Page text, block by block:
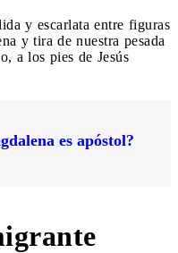
y escarlata entre figuras
y tira de nuestra pesada
a los pies de Jesús
es apóstol?